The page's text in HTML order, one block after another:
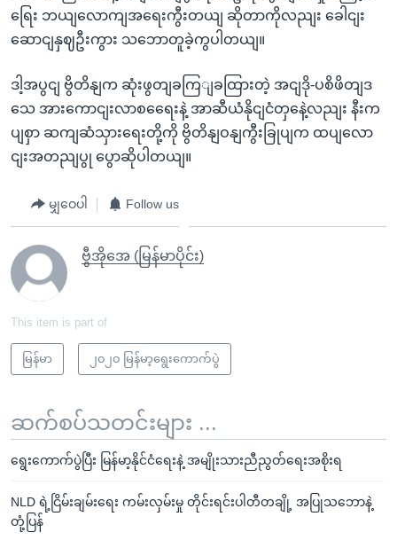
ရြေး ဘယျလောကျအရေးကွီးတယျ ဆိုတာကိုလညျး ခေါငျး
ဆောငျနှဈဦးကွား သဘောတူခဲ့ကွပါတယျ။
ဒါ့အပွငျ ဗွိတိနျက ဆုံးဖွတျခကြျခထြားတဲ့ အငျဒို-ပစိဖိတျဒ
သေ အားကောငျးလာစရေေးနဲ့ အာဆီယံနိုငျငံတှနေဲ့လညျး နီးက
ပျစှာ ဆကျဆံသှားရေးတို့ကို ဗွိတိနျဝနျကွီးခြုပျက ထပျလော
ငျးအတညျပွု ပွောဆိုပါတယျ။
မျှဝေပါ Follow us
ဗွီအိုအေ (မြန်မာပိုင်း)
This item is part of
မြန်မာ ၂၀၂၀ မြန်မာ့ရွေးကောက်ပွဲ
ဆက်စပ်သတင်းများ ...
ရွေးကောက်ပွဲပြီး မြန်မာ့နိုင်ငံရေးနဲ့ အမျိုးသားညီညွတ်ရေးအစိုးရ
NLD ရဲ့ငြိမ်းချမ်းရေး ကမ်းလှမ်းမှု တိုင်းရင်းပါတီတချို့ အပြုသဘောနဲ့
တုံ့ပြန်